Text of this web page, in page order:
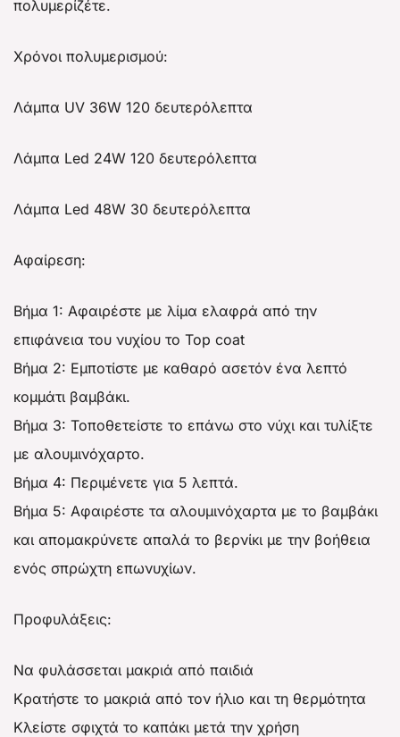
πολυμερίζέτε.
Χρόνοι πολυμερισμού:
Λάμπα UV 36W 120 δευτερόλεπτα
Λάμπα Led 24W 120 δευτερόλεπτα
Λάμπα Led 48W 30 δευτερόλεπτα
Αφαίρεση:
Βήμα 1: Αφαιρέστε με λίμα ελαφρά από την
επιφάνεια του νυχίου το Top coat
Βήμα 2: Εμποτίστε με καθαρό ασετόν ένα λεπτό
κομμάτι βαμβάκι.
Βήμα 3: Τοποθετείστε το επάνω στο νύχι και τυλίξτε
με αλουμινόχαρτο.
Βήμα 4: Περιμένετε για 5 λεπτά.
Βήμα 5: Αφαιρέστε τα αλουμινόχαρτα με το βαμβάκι
και απομακρύνετε απαλά το βερνίκι με την βοήθεια
ενός σπρώχτη επωνυχίων.
Προφυλάξεις:
Να φυλάσσεται μακριά από παιδιά
Κρατήστε το μακριά από τον ήλιο και τη θερμότητα
Κλείστε σφιχτά το καπάκι μετά την χρήση